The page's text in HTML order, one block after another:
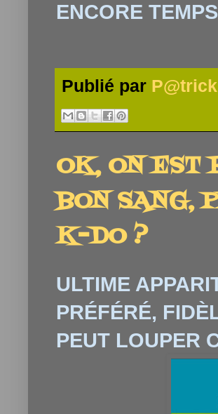
ENCORE
Publié par
OK, ON EST
BON SANG,
K-DO ?
ULTIME
PRÉFÉRÉ,
PEUT LOUPER